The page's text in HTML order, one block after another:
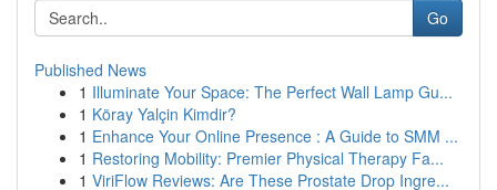
Go
Published News
1 Illuminate Your Space: The Perfect Wall Lamp Gu...
1 Köray Yalçin Kimdir?
1 Enhance Your Online Presence : A Guide to SMM ...
1 Restoring Mobility: Premier Physical Therapy Fa...
1 ViriFlow Reviews: Are These Prostate Drop Ingre...